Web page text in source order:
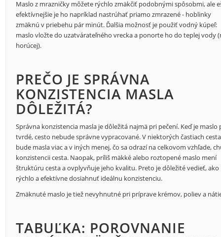
Maslo z mrazničky môžete rýchlo zmäkčiť podobnými spôsobmi, ale
efektívnejšie je ho napríklad nastrúhať priamo zmrazené - hoblinky
zmäknú v priebehu pár minút. Ďalšia možnosť je použiť vodný kúpeľ:
maslo vložte do uzatvárateľného vrecka a ponorte ho do teplej vody
horúcej).
PREČO JE SPRÁVNA
KONZISTENCIA MASLA
DÔLEŽITÁ?
Správna konzistencia masla je dôležitá najmä pri pečení. Keď je maslo
tvrdé, cesto nebude správne vypracované. V niektorých častiach cesta
bude masla viac a v iných menej, čo sa odrazí na celkovom vzhľade,
konzistencii cesta. Naopak, príliš mäkké alebo roztopené maslo mení
štruktúru cesta a ovplyvňuje jeho kvalitu. Preto je dôležité vedieť, ako
rýchlo a efektívne dosiahnuť ideálnu konzistenciu.
Zmäknuté maslo je tiež nevyhnutné pri príprave krémov, poliev a
TABUĽKA: POROVNANIE